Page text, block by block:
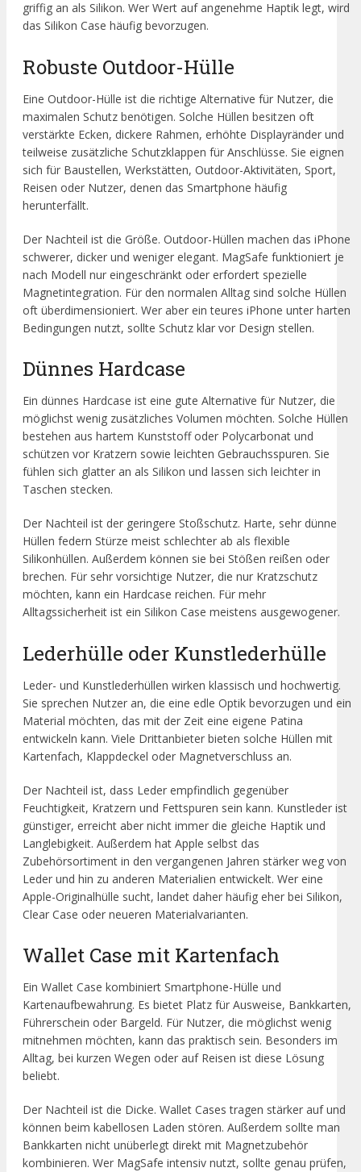
griffig an als Silikon. Wer Wert auf angenehme Haptik legt, wird
das Silikon Case häufig bevorzugen.
Robuste Outdoor-Hülle
Eine Outdoor-Hülle ist die richtige Alternative für Nutzer, die
maximalen Schutz benötigen. Solche Hüllen besitzen oft
verstärkte Ecken, dickere Rahmen, erhöhte Displayränder und
teilweise zusätzliche Schutzklappen für Anschlüsse. Sie eignen
sich für Baustellen, Werkstätten, Outdoor-Aktivitäten, Sport,
Reisen oder Nutzer, denen das Smartphone häufig
herunterfällt.
Der Nachteil ist die Größe. Outdoor-Hüllen machen das iPhone
schwerer, dicker und weniger elegant. MagSafe funktioniert je
nach Modell nur eingeschränkt oder erfordert spezielle
Magnetintegration. Für den normalen Alltag sind solche Hüllen
oft überdimensioniert. Wer aber ein teures iPhone unter harten
Bedingungen nutzt, sollte Schutz klar vor Design stellen.
Dünnes Hardcase
Ein dünnes Hardcase ist eine gute Alternative für Nutzer, die
möglichst wenig zusätzliches Volumen möchten. Solche Hüllen
bestehen aus hartem Kunststoff oder Polycarbonat und
schützen vor Kratzern sowie leichten Gebrauchsspuren. Sie
fühlen sich glatter an als Silikon und lassen sich leichter in
Taschen stecken.
Der Nachteil ist der geringere Stoßschutz. Harte, sehr dünne
Hüllen federn Stürze meist schlechter ab als flexible
Silikonhüllen. Außerdem können sie bei Stößen reißen oder
brechen. Für sehr vorsichtige Nutzer, die nur Kratzschutz
möchten, kann ein Hardcase reichen. Für mehr
Alltagssicherheit ist ein Silikon Case meistens ausgewogener.
Lederhülle oder Kunstlederhülle
Leder- und Kunstlederhüllen wirken klassisch und hochwertig.
Sie sprechen Nutzer an, die eine edle Optik bevorzugen und ein
Material möchten, das mit der Zeit eine eigene Patina
entwickeln kann. Viele Drittanbieter bieten solche Hüllen mit
Kartenfach, Klappdeckel oder Magnetverschluss an.
Der Nachteil ist, dass Leder empfindlich gegenüber
Feuchtigkeit, Kratzern und Fettspuren sein kann. Kunstleder ist
günstiger, erreicht aber nicht immer die gleiche Haptik und
Langlebigkeit. Außerdem hat Apple selbst das
Zubehörsortiment in den vergangenen Jahren stärker weg von
Leder und hin zu anderen Materialien entwickelt. Wer eine
Apple-Originalhülle sucht, landet daher häufig eher bei Silikon,
Clear Case oder neueren Materialvarianten.
Wallet Case mit Kartenfach
Ein Wallet Case kombiniert Smartphone-Hülle und
Kartenaufbewahrung. Es bietet Platz für Ausweise, Bankkarten,
Führerschein oder Bargeld. Für Nutzer, die möglichst wenig
mitnehmen möchten, kann das praktisch sein. Besonders im
Alltag, bei kurzen Wegen oder auf Reisen ist diese Lösung
beliebt.
Der Nachteil ist die Dicke. Wallet Cases tragen stärker auf und
können beim kabellosen Laden stören. Außerdem sollte man
Bankkarten nicht unüberlegt direkt mit Magnetzubehör
kombinieren. Wer MagSafe intensiv nutzt, sollte genau prüfen,